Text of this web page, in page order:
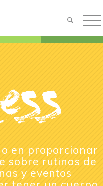
en proporcionar
sobre rutinas de
y eventos